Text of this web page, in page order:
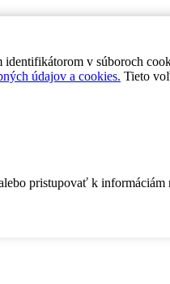
v súboroch
údajov a cookies. Tieto
pristupovať k informáciám